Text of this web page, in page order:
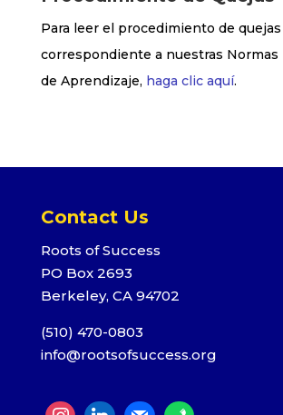
Para leer el procedimiento de quejas
correspondiente a nuestras Normas
de Aprendizaje, haga clic aquí.
Contact Us
Roots of Success
PO Box 2693
Berkeley, CA 94702
(510) 470-0803
info@rootsofsuccess.org